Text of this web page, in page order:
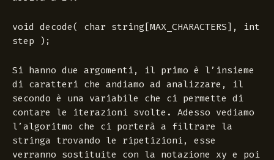
void decode( char string[MAX_CHARACTERS], int
step );
Si hanno due argomenti, il primo è l’insieme
di caratteri che andiamo ad analizzare, il
secondo è una variabile che ci permette di
contare le iterazioni svolte. Adesso vediamo
l’algoritmo che ci porterà a filtrare la
stringa trovando le ripetizioni, esse
verranno sostituite con la notazione xy e poi